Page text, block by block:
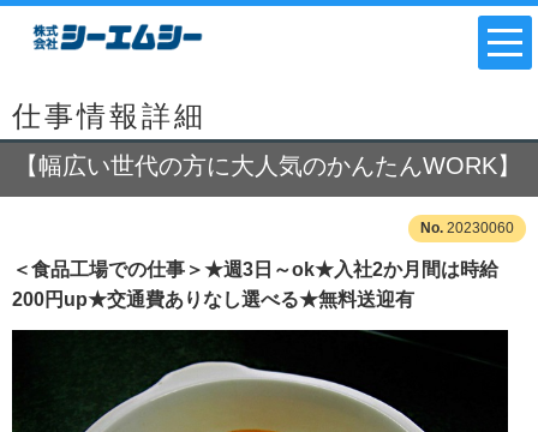
仕事情報詳細
【幅広い世代の方に大人気のかんたんWORK】
20230060
＜食品工場での仕事＞★週3日～ok★入社2か月間は時給
200円up★交通費ありなし選べる★無料送迎有